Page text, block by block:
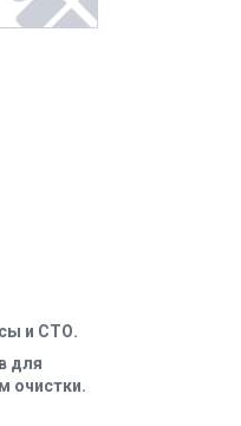
и СТО.
для
очистки.